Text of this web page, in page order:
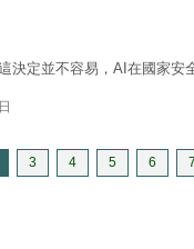
決定並不容易，AI在國家安
3 4 5 6 7